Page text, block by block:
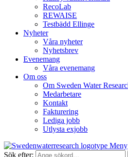
RecoLab
REWAISE
Testbädd Ellinge
Nyheter
Våra nyheter
Nyhetsbrev
Evenemang
Våra evenemang
Om oss
Om Sweden Water
Medarbetare
Kontakt
Fakturering
Lediga jobb
Utlysta exjobb
Meny
Sök efter: